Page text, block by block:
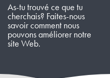
As-tu trouvé ce que tu
cherchais? Faites-nous
savoir comment nous
pouvons améliorer notre
site Web.